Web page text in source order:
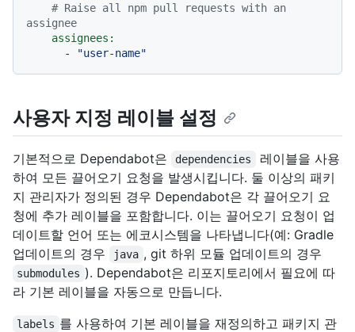
# Raise all npm pull requests with an
assignee
assignees:
-
"user-name"
사용자 지정 레이블 설정
기본적으로 Dependabot은 dependencies
레이블을 사용
하여 모든 끌어오기 요청을 발생시킵니다. 둘 이상의 패키
지 관리자가 정의된 경우 Dependabot은 각 끌어오기 요
청에 추가 레이블을 포함합니다. 이는 끌어오기 요청이 업
데이트할 언어 또는 에코시스템을 나타냅니다(예: Gradle
업데이트의 경우
java , git 하위 모듈 업데이트의 경우
submodules ). Dependabot은 리포지토리에서 필요에 따
라 기본 레이블을 자동으로 만듭니다.
labels 를 사용하여 기본 레이블을 재정의하고 패키지 관